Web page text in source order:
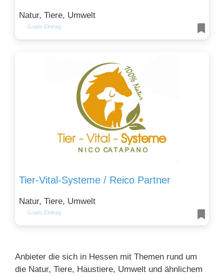
Natur, Tiere, Umwelt
Gratis-Eintrag
Tier-Vital-Systeme / Reico Partner
Natur, Tiere, Umwelt
Gratis-Eintrag
Anbieter die sich in Hessen mit Themen rund um
die Natur, Tiere, Haustiere, Umwelt und ähnlichem